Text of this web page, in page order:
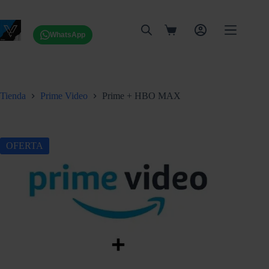
contenido
WhatsApp
Carro
Tienda Prime Video Prime + HBO MAX
OFERTA